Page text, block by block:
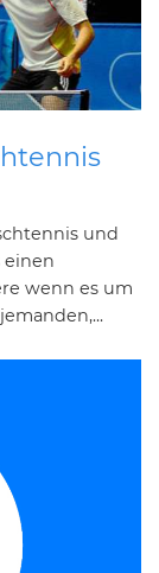
und
einen
wenn es um